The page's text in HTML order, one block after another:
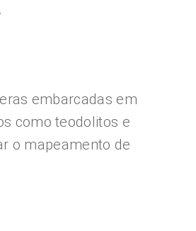
embarcadas em
como teodolitos e
o mapeamento de